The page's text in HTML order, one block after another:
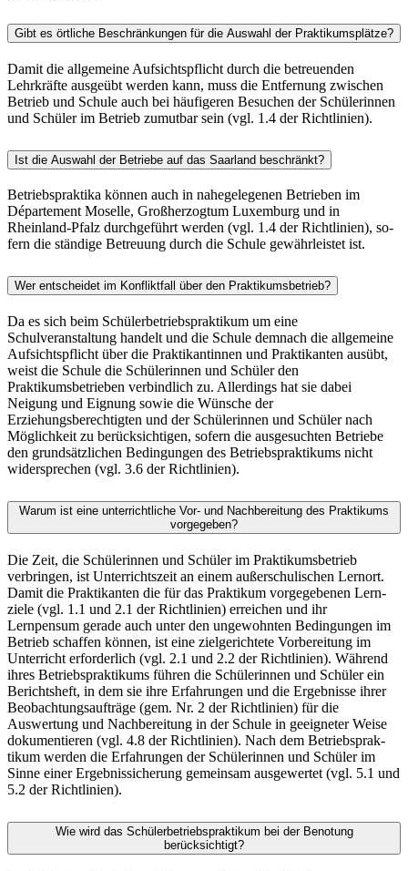
Gibt es örtliche Beschränkungen für die Auswahl der Praktikumsplätze?
Damit die allgemeine Aufsichtspflicht durch die betreuenden
Lehrkräfte ausgeübt werden kann, muss die Entfernung zwischen
Betrieb und Schule auch bei häufigeren Besuchen der Schülerin­nen
und Schüler im Betrieb zumutbar sein (vgl. 1.4 der Richtlinien).
Ist die Auswahl der Betriebe auf das Saarland beschränkt?
Betriebspraktika können auch in nahegelegenen Betrieben im
Département Moselle, Großherzog­tum Luxemburg und in
Rheinland-Pfalz durchgeführt werden (vgl. 1.4 der Richtlinien), so­
fern die ständige Betreuung durch die Schule gewährleistet ist.
Wer entscheidet im Konfliktfall über den Praktikumsbetrieb?
Da es sich beim Schülerbetriebspraktikum um eine
Schulveranstaltung handelt und die Schule demnach die allgemeine
Aufsichtspflicht über die Praktikantinnen und Praktikanten ausübt,
weist die Schule die Schülerinnen und Schüler den
Praktikumsbetrieben verbindlich zu. Aller­dings hat sie dabei
Neigung und Eignung sowie die Wünsche der
Erziehungsberechtigten und der Schülerinnen und Schüler nach
Möglichkeit zu berücksichtigen, sofern die ausgesuchten Be­triebe
den grundsätz­lichen Bedingungen des Betriebspraktikums nicht
widersprechen (vgl. 3.6 der Richtlinien).
Warum ist eine unterrichtliche Vor- und Nachbereitung des Praktikums
vorgege­ben?
Die Zeit, die Schülerinnen und Schüler im Praktikumsbetrieb
verbringen, ist Unterrichtszeit an ei­nem außerschulischen Lernort.
Damit die Praktikanten die für das Praktikum vorgegebenen Lern­
ziele (vgl. 1.1 und 2.1 der Richtlinien) erreichen und ihr
Lernpensum gerade auch unter den unge­wohnten Bedingungen im
Betrieb schaffen können, ist eine zielgerichtete Vorberei­tung im
Unter­richt erforderlich (vgl. 2.1 und 2.2 der Richtlinien). Während
ihres Betriebsprakti­kums führen die Schülerinnen und Schüler ein
Berichtsheft, in dem sie ihre Erfahrungen und die Ergebnisse ihrer
Beobachtungsaufträge (gem. Nr. 2 der Richtlinien) für die
Auswertung und Nachbereitung in der Schule in geeigneter Weise
dokumentieren (vgl. 4.8 der Richtlinien). Nach dem Betriebs­prak­
tikum werden die Erfahrungen der Schülerinnen und Schüler im
Sinne einer Ergebnissicherung gemein­sam ausgewertet (vgl. 5.1 und
5.2 der Richtlinien).
Wie wird das Schülerbetriebspraktikum bei der Benotung
berücksichtigt?